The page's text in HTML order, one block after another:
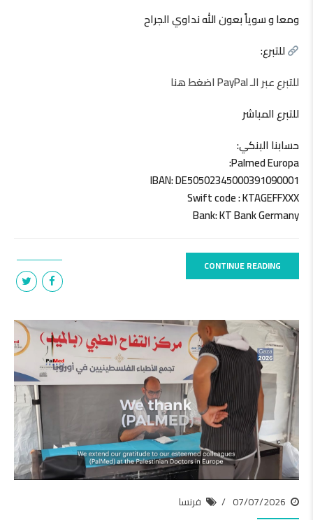
ومعا و سوياً بعون الله نداوي الجراح
للتبرع:
للتبرع عبر الـ PayPal اضغط هنا
للتبرع المباشر
حسابنا البنكي:
Palmed Europa:
IBAN: DE50502345000391090001
Swift code : KTAGEFFXXX
Bank: KT Bank Germany
CONTINUE READING
07/07/2026 فرنسا